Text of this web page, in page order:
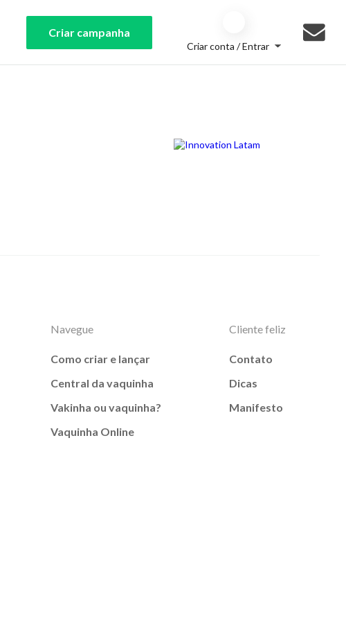
Criar campanha
Criar conta / Entrar
Navegue
Como criar e lançar
Central da vaquinha
Vakinha ou vaquinha?
Vaquinha Online
Cliente feliz
Contato
Dicas
Manifesto